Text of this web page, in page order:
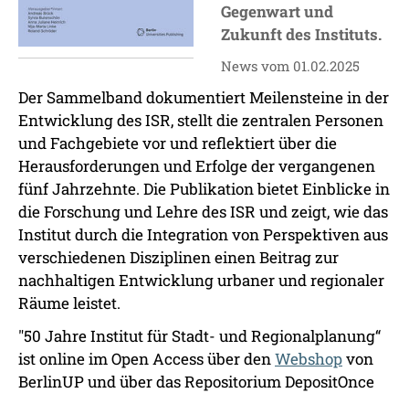
Gegenwart und
Zukunft des Instituts.
News vom 01.02.2025
Der Sammelband dokumentiert Meilensteine in der
Entwicklung des ISR, stellt die zentralen Personen
und Fachgebiete vor und reflektiert über die
Herausforderungen und Erfolge der vergangenen
fünf Jahrzehnte. Die Publikation bietet Einblicke in
die Forschung und Lehre des ISR und zeigt, wie das
Institut durch die Integration von Perspektiven aus
verschiedenen Disziplinen einen Beitrag zur
nachhaltigen Entwicklung urbaner und regionaler
Räume leistet.
"50 Jahre Institut für Stadt- und Regionalplanung“
ist online im Open Access über denWebshopvon
BerlinUP und über das Repositorium DepositOnce